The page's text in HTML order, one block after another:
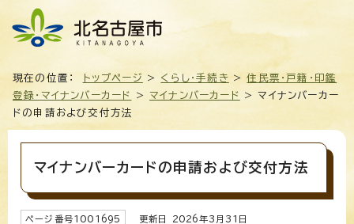
現在の位置： トップページ > くらし・手続き >住民票・戸籍・印鑑
登録・マイナンバーカード
>マイナンバーカード
> マイナンバーカー
ドの申請および交付方法
マイナンバーカードの申請および交付方法
ページ番号1001695 更新日 2026年3月 31 日